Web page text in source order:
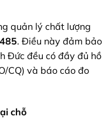
quản lý chất lượng
. Điều này đảm bảo
Đức đều có đầy đủ hồ
CQ) và báo cáo đo
chỗ